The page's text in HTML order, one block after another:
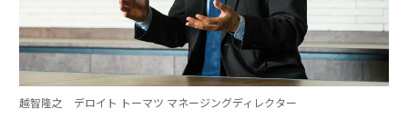
越智隆之 デロイト トーマツ マネージングディレクター